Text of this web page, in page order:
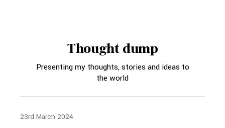
Thought dump
Presenting my thoughts, stories and ideas to
the world
23rd March 2024